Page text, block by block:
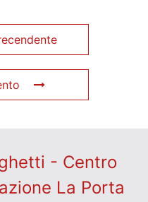
- Centro
La Porta